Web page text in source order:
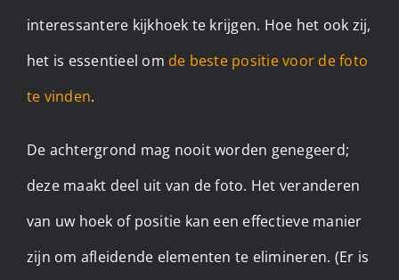
interessantere kijkhoek te krijgen. Hoe het ook zij,
het is essentieel om de beste positie voor de foto
te vinden.
De achtergrond mag nooit worden genegeerd;
deze maakt deel uit van de foto. Het veranderen
van uw hoek of positie kan een effectieve manier
zijn om afleidende elementen te elimineren. (Er is